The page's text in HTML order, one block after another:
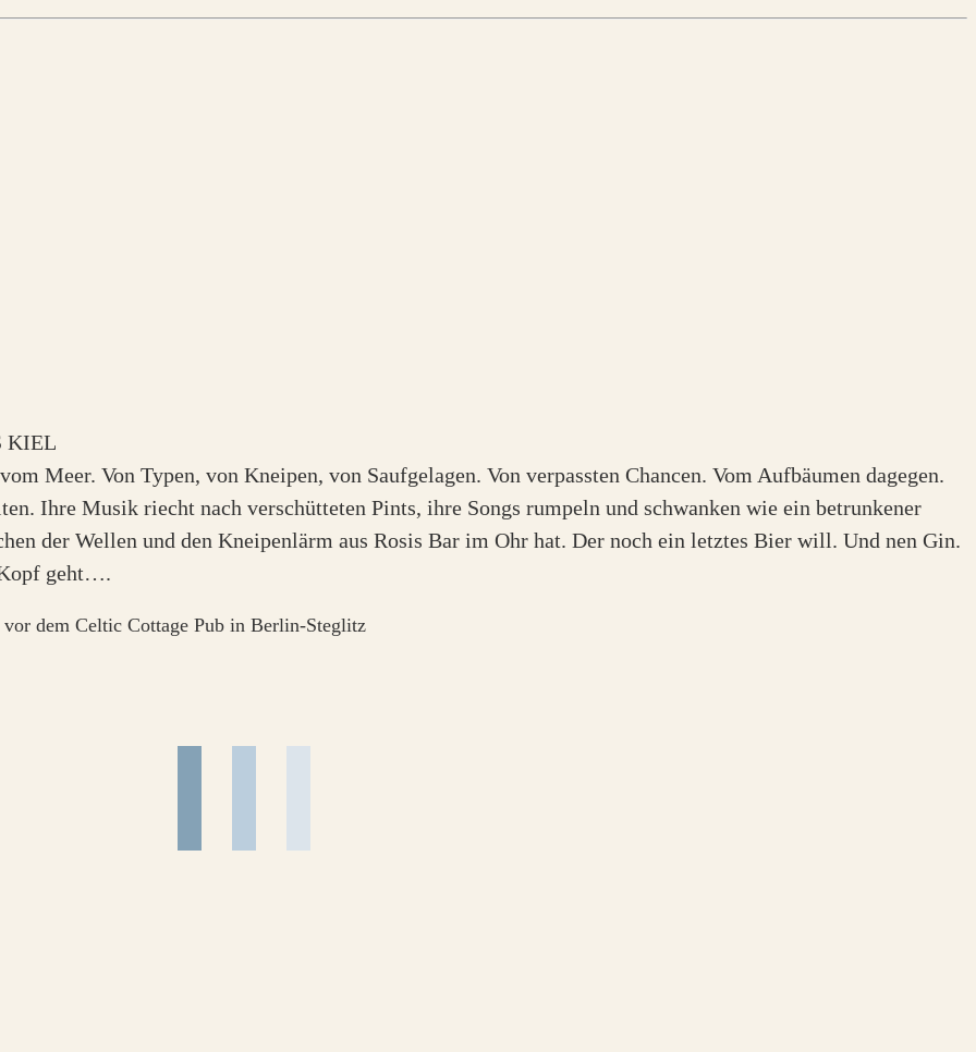
KIEL
Meer. Von Typen, von Kneipen, von Saufgelagen. Von verpassten Chancen. Vom Aufbäumen dagegen.
Ihre Musik riecht nach verschütteten Pints, ihre Songs rumpeln und schwanken wie ein betrunkener
der Wellen und den Kneipenlärm aus Rosis Bar im Ohr hat. Der noch ein letztes Bier will. Und nen Gin.
geht….